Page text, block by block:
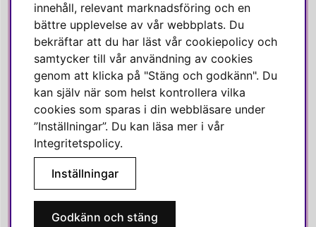
Linkedin
Pinterest
SVENSKA HEM
Varmt välkommen till Svenska Hem!
Vi värdesätter våra kunder högt och finns här för att hjälpa dig
om du har några frågor eller vill ha inspiration.
010-35 00 610
Våra butiker
innehåll, relevant marknadsföring och en
bättre upplevelse av vår webbplats. Du
bekräftar att du har läst vår cookiepolicy och
samtycker till vår användning av cookies
genom att klicka på "Stäng och godkänn". Du
kan själv när som helst kontrollera vilka
cookies som sparas i din webbläsare under
”Inställningar”. Du kan läsa mer i vår
Integritetspolicy.
Inställningar
Godkänn och stäng